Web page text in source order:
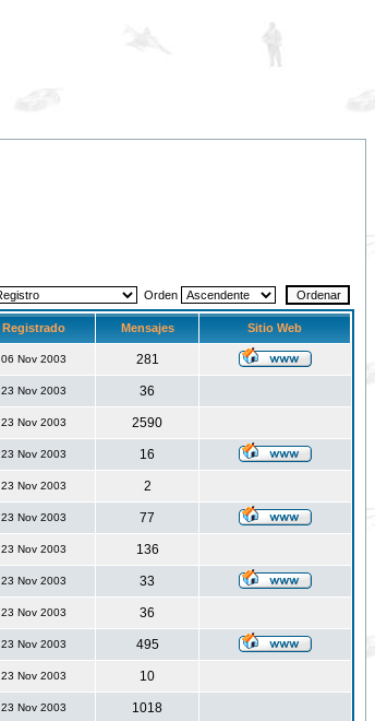
Orden
Registrado Mensajes Sitio Web
06 Nov 2003 281
23 Nov 2003 36
23 Nov 2003 2590
23 Nov 2003 16
23 Nov 2003 2
23 Nov 2003 77
23 Nov 2003 136
23 Nov 2003 33
23 Nov 2003 36
23 Nov 2003 495
23 Nov 2003 10
23 Nov 2003 1018